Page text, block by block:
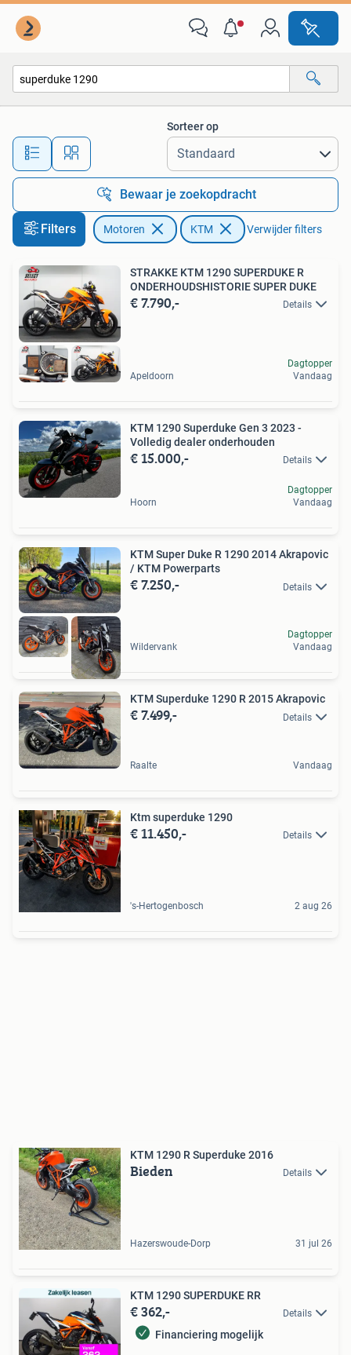
Alle afstanden…
Sorteer op
Bewaar je zoekopdracht
Filters Motoren KTM Verwijder filters
STRAKKE KTM 1290 SUPERDUKE R
ONDERHOUDSHISTORIE SUPER DUKE
€ 7.790,- Details
Apeldoorn
Dagtopper
Vandaag
KTM 1290 Superduke Gen 3 2023 -
Volledig dealer onderhouden
€ 15.000,- Details
Hoorn
Dagtopper
Vandaag
KTM Super Duke R 1290 2014 Akrapovic
/ KTM Powerparts
€ 7.250,- Details
Wildervank
Dagtopper
Vandaag
KTM Superduke 1290 R 2015 Akrapovic
€ 7.499,- Details
Raalte Vandaag
Ktm superduke 1290
€ 11.450,- Details
's-Hertogenbosch 2 aug 26
KTM 1290 R Superduke 2016
Bieden Details
Hazerswoude-Dorp 31 jul 26
KTM 1290 SUPERDUKE RR
€ 362,- Details
Financiering mogelijk